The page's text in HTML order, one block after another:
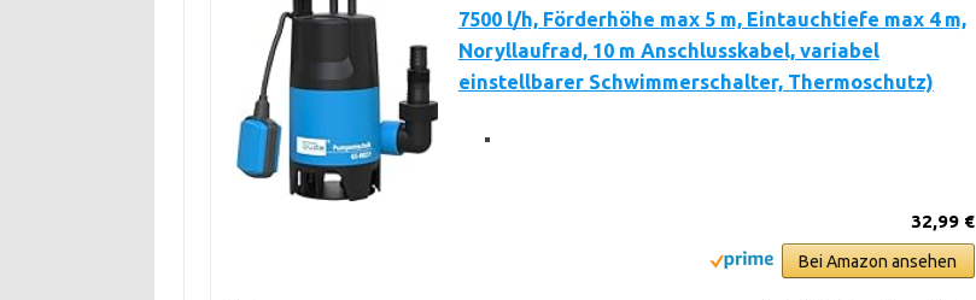
7500 l/h, Förderhöhe max 5 m, Eintauchtiefe max 4 m,
Noryllaufrad, 10 m Anschlusskabel, variabel
einstellbarer Schwimmerschalter, Thermoschutz)
32,99 €
Bei Amazon ansehen